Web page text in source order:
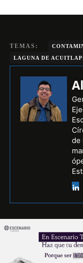
TEMAS:
LAGUNA DE
de